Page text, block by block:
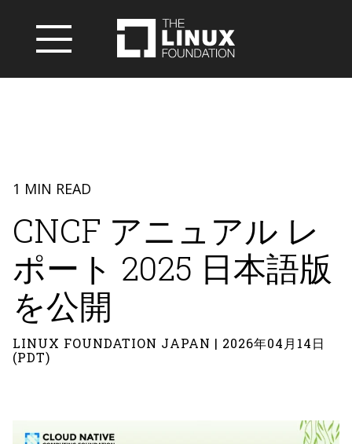
1 MIN READ
CNCF アニュアル レ
ポート 2025 日本語版
を公開
LINUX FOUNDATION JAPAN | 2026年04月14日
(PDT)